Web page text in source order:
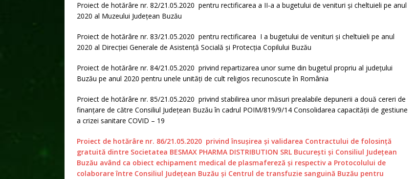
Proiect de hotărâre nr. 82/21.05.2020 pentru rectificarea a II-a a bugetului de venituri și cheltuieli pe anul
2020 al Muzeului Județean Buzău
Proiect de hotărâre nr. 83/21.05.2020 pentru rectificarea I a bugetului de venituri și cheltuieli pe anul
2020 al Direcției Generale de Asistență Socială și Protecția Copilului Buzău
Proiect de hotărâre nr. 84/21.05.2020 privind repartizarea unor sume din bugetul propriu al județului
Buzău pe anul 2020 pentru unele unități de cult religios recunoscute în România
Proiect de hotărâre nr. 85/21.05.2020 privind stabilirea unor măsuri prealabile depunerii a două cereri de
finanțare de către Consiliul Județean Buzău în cadrul POIM/819/9/14 Consolidarea capacității de gestiune
a crizei sanitare COVID – 19
Proiect de hotărâre nr. 86/21.05.2020 privind însușirea și validarea Contractului de folosință
gratuită dintre Societatea BESMAX PHARMA DISTRIBUTION SRL București și Consiliul Județean
Buzău având ca obiect echipament medical de plasmafereză și respectiv a Protocolului de
colaborare între Consiliul Județean Buzău și Centrul de transfuzie sanguină Buzău pentru